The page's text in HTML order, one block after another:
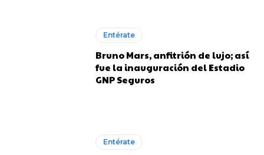
Entérate
Bruno Mars, anfitrión de lujo; así
fue la inauguración del Estadio
GNP Seguros
Entérate